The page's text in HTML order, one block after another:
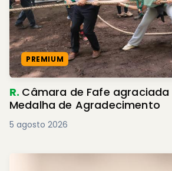
PREMIUM
R. Câmara de Fafe agraciada
Medalha de Agradecimento
5 agosto 2026